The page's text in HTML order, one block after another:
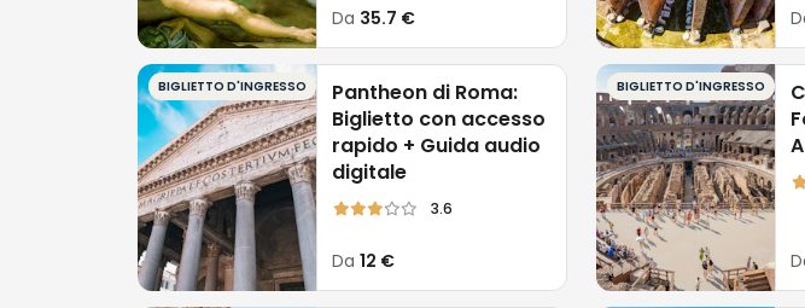
Da 35.7 €
BIGLIETTO D'INGRESSO
Pantheon di Roma:
Biglietto con accesso
rapido + Guida audio
digitale
3.6
Da12 €
BIGLIETTO D'INGRESSO